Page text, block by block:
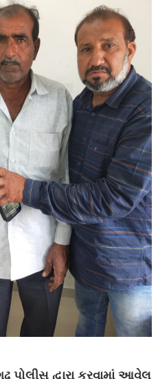
પોલીસ દ્વારા કરવામાં આવેલ